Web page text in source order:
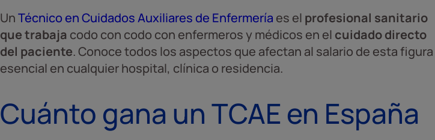
UnTécnico en Cuidados Auxiliares de Enfermería es el profesional sanitario
que trabaja codo con codo con enfermeros y médicos en el cuidado directo
del paciente. Conoce todos los aspectos que afectan al salario de esta figura
esencial en cualquier hospital, clínica o residencia.
Cuánto gana un TCAE en España